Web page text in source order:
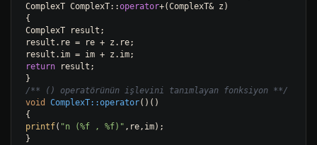
ComplexT ComplexT::operator+(ComplexT& z)
{
ComplexT result;
result.re = re + z.re;
return result;
/** () operatörünün işlevini tanımlayan fonksiyon **/
void
ComplexT::operator() ()
printf( "n (%f , %f)" ,re,im);
}